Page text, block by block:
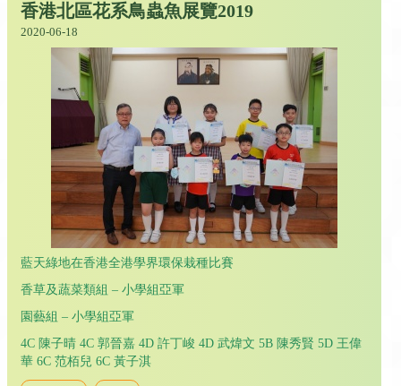
香港北區花系鳥蟲魚展覽2019
2020-06-18
藍天綠地在香港全港學界環保栽種比賽
香草及蔬菜類組 – 小學組亞軍
園藝組 – 小學組亞軍
4C 陳子晴 4C 郭晉嘉 4D 許丁峻 4D 武煒文 5B 陳秀賢 5D 王偉
華 6C 范栢兒 6C 黃子淇